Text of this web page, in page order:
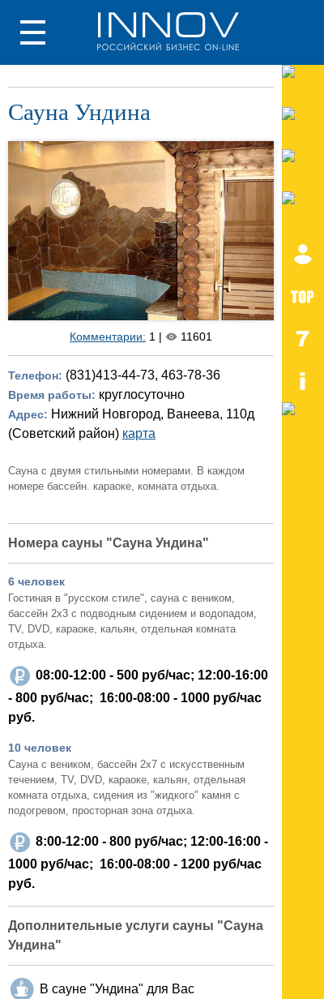
Сауна Ундина
Комментарии: 1 | 11601
Телефон: (831)413-44-73, 463-78-36
Время работы: круглосуточно
Адрес: Нижний Новгород, Ванеева, 110д
(Советский район) карта
Сауна с двумя стильными номерами. В каждом
номере бассейн. караоке, комната отдыха.
Номера сауны "Сауна Ундина"
6 человек
Гостиная в "русском стиле", сауна с веником,
бассейн 2х3 с подводным сидением и водопадом,
TV, DVD, караоке, кальян, отдельная комната
отдыха.
08:00-12:00 - 500 руб/час; 12:00-16:00
- 800 руб/час; 16:00-08:00 - 1000 руб/час
руб.
10 человек
Сауна с веником, бассейн 2х7 с искусственным
течением, TV, DVD, караоке, кальян, отдельная
комната отдыха, сидения из "жидкого" камня с
подогревом, просторная зона отдыха.
8:00-12:00 - 800 руб/час; 12:00-16:00 -
1000 руб/час; 16:00-08:00 - 1200 руб/час
руб.
Дополнительные услуги сауны "Сауна
Ундина"
В сауне "Ундина" для Вас